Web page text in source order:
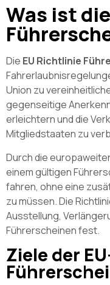
Was ist
Die EU Richtlinie
Union zu
gegenseitige
erleichtern und die
Mitgliedstaaten zu
Durch die
einem gültigen
fahren, ohne eine
zu müssen. Die
Ausstellung,
Führerscheinen fest.
Ziele der